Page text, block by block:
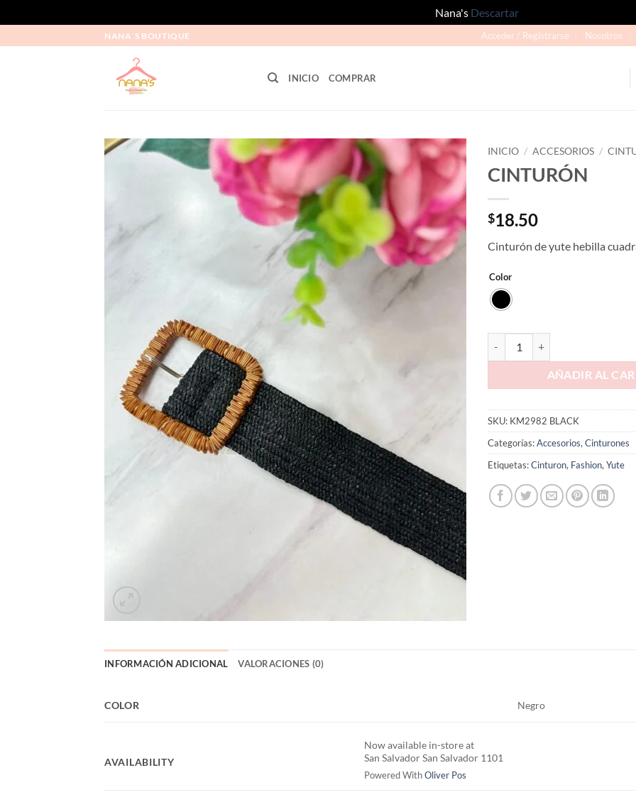
Nana's Descartar
NANA´S BOUTIQUE Acceder / Registrarse Nosotros
INICIO COMPRAR
Añadir
a la
lista
de
deseos
INICIO / ACCESORIOS /
CINTURÓN
$18.50
Cinturón de yute hebilla
Color
AÑADIR AL
SKU: KM2982 BLACK
Categorías:Accesorios, Cinturones
Etiquetas:Cinturon, Fashion, Yute
INFORMACIÓN ADICIONAL VALORACIONES (0)
COLOR Negro
AVAILABILITY
Now available in-store at
San Salvador San Salvador 1101
Powered WithOliver Pos